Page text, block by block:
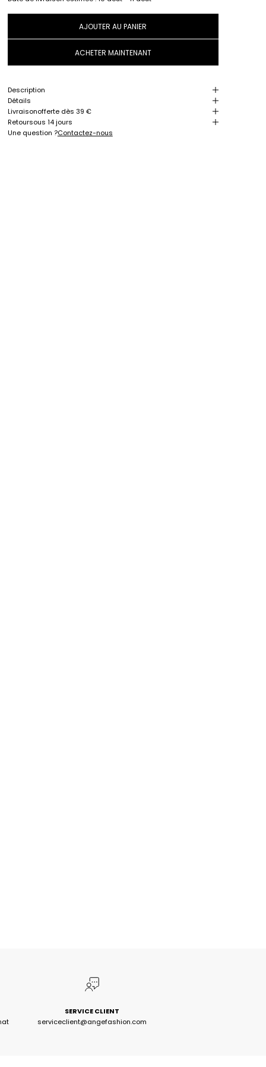
AJOUTER AU PANIER
ACHETER MAINTENANT
Description
Détails
Livraisonofferte dès 39 €
Retoursous 14 jours
Une question ?Contactez-nous
SERVICE CLIENT
serviceclient@angefashion.com